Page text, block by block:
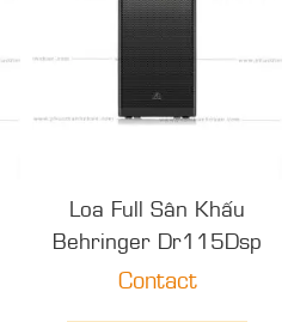
Loa Full Sân Khấu
Behringer Dr115Dsp
Contact